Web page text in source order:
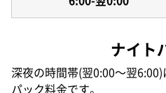
ナイト
深夜の時間帯(翌0:00〜翌
パック料金です。